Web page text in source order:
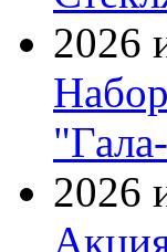
2026
2026